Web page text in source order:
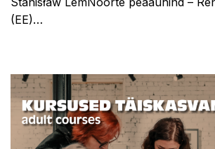
(EE)…